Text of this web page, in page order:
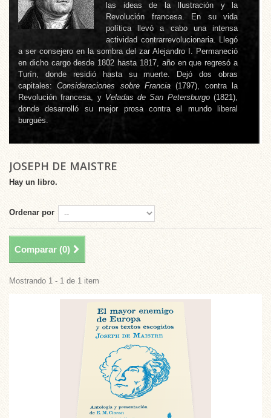
las ideas de la Ilustración y la
Revolución francesa. En su vida
política llevó a cabo una intensa
actividad contrarrevolucionaria. Llegó
a ser consejero en la sombra del zar Alejandro I. Permaneció
en dicho cargo desde 1802 hasta 1817, año en que regresó a
Turín, donde residió hasta su muerte. Dejó dos obras
capitales:Consideraciones sobre Francia (1797), contra la
Revolución francesa, y Veladas de San Petersburgo(1821),
donde desarrolló su mejor prosa contra el mundo liberal
burgués.
JOSEPH DE MAISTRE
Hay un libro.
Ordenar por
Comparar (0)
Mostrando 1 - 1 de 1 item